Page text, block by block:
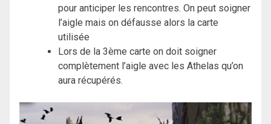
pour anticiper les rencontres. On peut soigner
l’aigle mais on défausse alors la carte
utilisée
Lors de la 3ème carte on doit soigner
complètement l’aigle avec les Athelas qu’on
aura récupérés.